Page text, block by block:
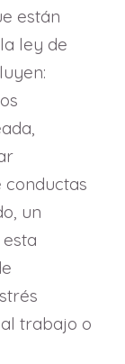
están
ley de
conductas
un
trabajo o